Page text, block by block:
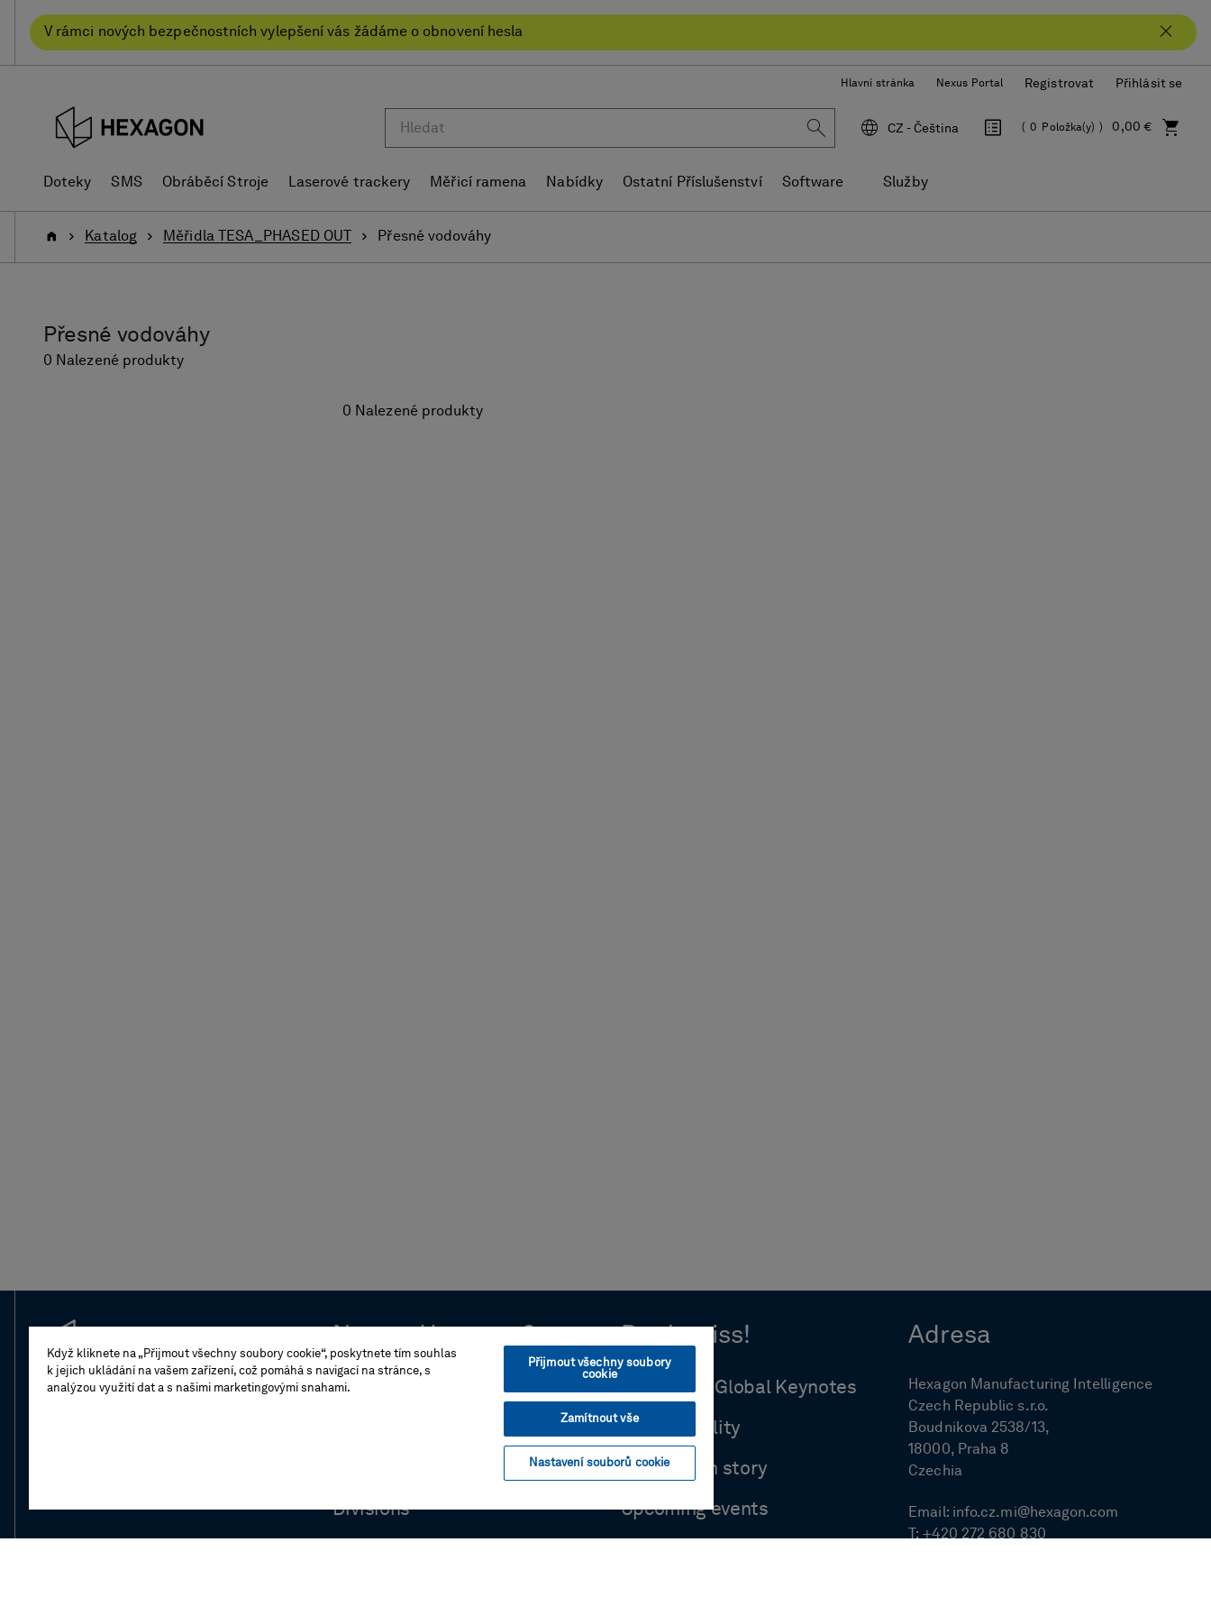
V rámci nových bezpečnostních vylepšení vás žádáme o obnovení hesla
Hlavní stránka Nexus Portal Registrovat Přihlásit se
CZ - Čeština 0,00 €
0 Položka(y)
Doteky SMS Obráběcí Stroje Laserové trackery Měřicí ramena Nabídky Ostatní Příslušenství Software Služby
DomůKatalog Měřidla TESA_PHASED OUT Přesné vodováhy
Přesné vodováhy
0 Nalezené produkty
0 Nalezené produkty
Leadership
Divisions
Don't miss!
HxGN LIVE Global Keynotes
Sustainability
R-evolution story
Upcoming events
Adresa
Hexagon Manufacturing Intelligence
Czech Republic s.r.o.
Boudnikova 2538/13,
18000, Praha 8
Czechia
Email:info.cz.mi@hexagon.com
T: +420 272 680 830
Když kliknete na „Přijmout všechny soubory cookie“, poskytnete tím souhlas
k jejich ukládání na vašem zařízení, což pomáhá s navigací na stránce, s
analýzou využití dat a s našimi marketingovými snahami.
Přijmout všechny soubory
cookie
Zamítnout vše
Nastavení souborů cookie